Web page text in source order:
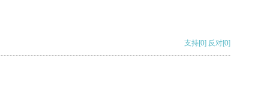
支持[0] 反对[0]